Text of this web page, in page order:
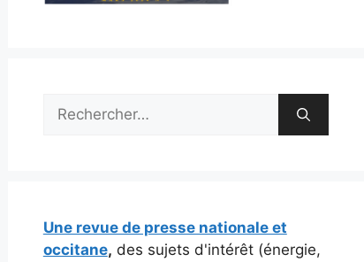
Rechercher :
Une revue de presse nationale et
occitane, des sujets d'intérêt (énergie,